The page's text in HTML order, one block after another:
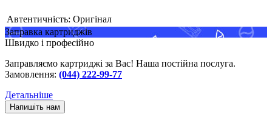
Автентичність: Оригінал
Заправка картриджів
Швидко і професійно
Заправляємо картриджі за Вас! Наша постійна послуга.
Замовлення: (044) 222-99-77
Детальніше
Напишіть нам